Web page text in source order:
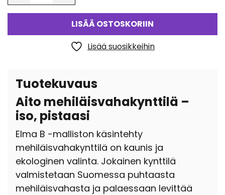
LISÄÄ OSTOSKORIIN
Lisää suosikkeihin
Tuotekuvaus
Aito mehiläisvahakynttilä –
iso, pistaasi
Elma B -malliston käsintehty
mehiläisvahakynttilä on kaunis ja
ekologinen valinta. Jokainen kynttilä
valmistetaan Suomessa puhtaasta
mehiläisvahasta ja palaessaan levittää